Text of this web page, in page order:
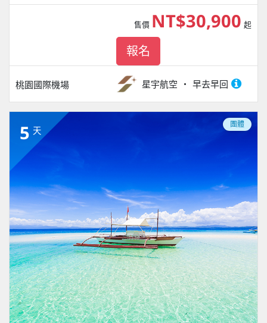
桃園國際機場 星宇航空 早去早回
售價 NT$30,900 起
報名
5 天
團體